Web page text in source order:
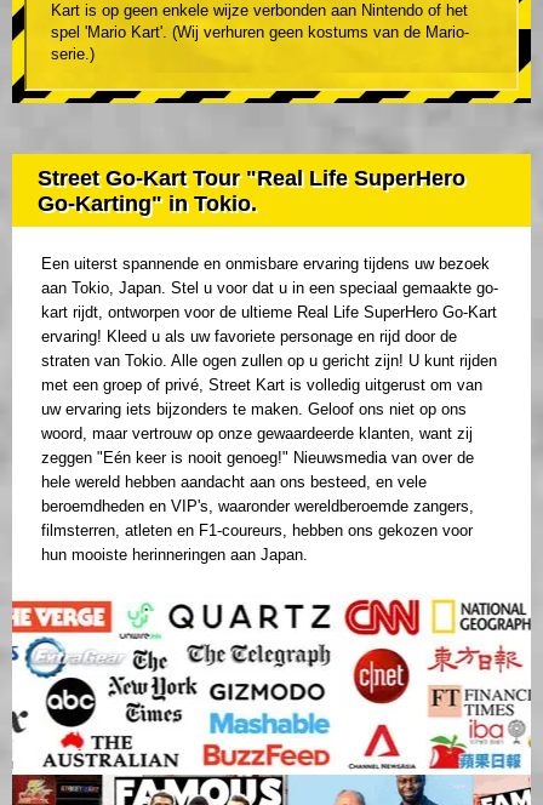
Kart is op geen enkele wijze verbonden aan Nintendo of het
spel 'Mario Kart'. (Wij verhuren geen kostums van de Mario-
serie.)
Street Go-Kart Tour "Real Life SuperHero
Go-Karting" in Tokio.
Een uiterst spannende en onmisbare ervaring tijdens uw bezoek
aan Tokio, Japan. Stel u voor dat u in een speciaal gemaakte go-
kart rijdt, ontworpen voor de ultieme Real Life SuperHero Go-Kart
ervaring! Kleed u als uw favoriete personage en rijd door de
straten van Tokio. Alle ogen zullen op u gericht zijn! U kunt rijden
met een groep of privé, Street Kart is volledig uitgerust om van
uw ervaring iets bijzonders te maken. Geloof ons niet op ons
woord, maar vertrouw op onze gewaardeerde klanten, want zij
zeggen "Eén keer is nooit genoeg!" Nieuwsmedia van over de
hele wereld hebben aandacht aan ons besteed, en vele
beroemdheden en VIP's, waaronder wereldberoemde zangers,
filmsterren, atleten en F1-coureurs, hebben ons gekozen voor
hun mooiste herinneringen aan Japan.